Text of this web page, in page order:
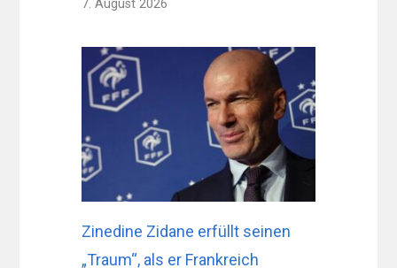
7. August 2026
Zinedine Zidane erfüllt seinen
„Traum“, als er Frankreich